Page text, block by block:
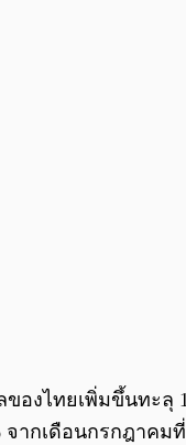
ไทยเพิ่มขึ้นทะลุ
ากเดือนกรกฎาคม